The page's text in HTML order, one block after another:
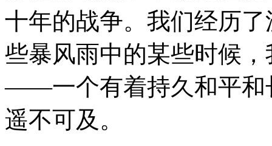
十年的战争。我们经历
些暴风雨中的某些时候
——一个有着持久和平
遥不可及。